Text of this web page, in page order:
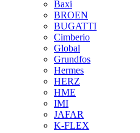
Baxi
BROEN
BUGATTI
Cimberio
Global
Grundfos
Hermes
HERZ
HME
IMI
JAFAR
K-FLEX